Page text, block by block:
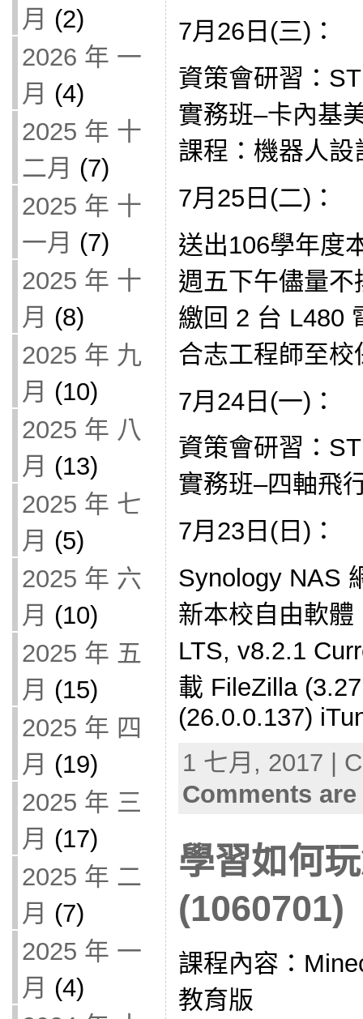
月 (2)
2026 年 一
月 (4)
2025 年 十
二月 (7)
2025 年 十
一月 (7)
2025 年 十
月 (8)
2025 年 九
月 (10)
2025 年 八
月 (13)
2025 年 七
月 (5)
2025 年 六
月 (10)
2025 年 五
月 (15)
2025 年 四
月 (19)
2025 年 三
月 (17)
2025 年 二
月 (7)
2025 年 一
月 (4)
7月26日(三)：
資策會研習：
實務班–卡內基
課程：機器人設
7月25日(二)：
送出106學年度
週五下午儘量
繳回 2 台 L480
合志工程師至
7月24日(一)：
資策會研習：
實務班–四軸飛
7月23日(日)：
Synology NAS
新本校自由軟
LTS, v8.2.1
載 FileZilla
(26.0.0.137)
1 七月, 2017 |
Comments
學習如何
(1060701)
課程內容：
教育版